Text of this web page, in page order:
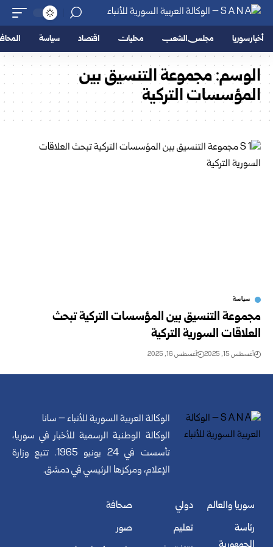
أخبار سوريا مجلس الشعب محليات اقتصاد سياسة
الوسم:مجموعة التنسيق بين
المؤسسات التركية
سياسة
مجموعة التنسيق بين المؤسسات التركية تبحث
العلاقات السورية التركية
أغسطس 15, 2025 أغسطس 16, 2025
الوكالة العربية السورية للأنباء – سانا
الوكالة الوطنية الرسمية للأخبار في سوريا،
تأسست في 24 يونيو 1965. تتبع وزارة
الإعلام، ومركزها الرئيسي في دمشق.
سوريا والعالم
رئاسة
دولي
تعليم
صحافة
صور